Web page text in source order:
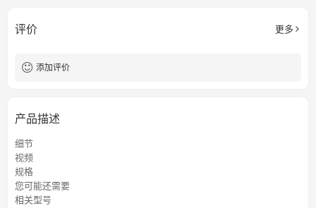
评价 更多
添加评价
产品描述
细节
视频
规格
您可能还需要
相关型号